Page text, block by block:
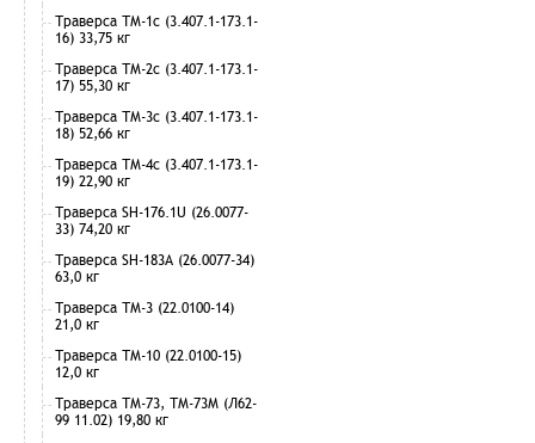
Траверса ТМ-1с (3.407.1-173.1-
16) 33,75 кг
Траверса ТМ-2с (3.407.1-173.1-
17) 55,30 кг
Траверса ТМ-3с (3.407.1-173.1-
18) 52,66 кг
Траверса ТМ-4с (3.407.1-173.1-
19) 22,90 кг
Траверса SH-176.1U (26.0077-
33) 74,20 кг
Траверса SH-183А (26.0077-34)
63,0 кг
Траверса ТМ-3 (22.0100-14)
21,0 кг
Траверса ТМ-10 (22.0100-15)
12,0 кг
Траверса ТМ-73, ТМ-73М (Л62-
99 11.02) 19,80 кг